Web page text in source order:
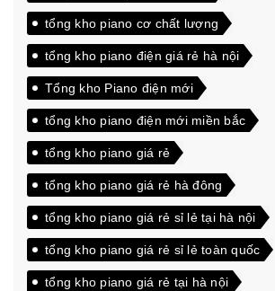
tổng kho piano cơ chất lượng
tổng kho piano điện giá rẻ hà nội
Tổng kho Piano điện mới
tổng kho piano điện mới miền bắc
tổng kho piano giá rẻ
tổng kho piano giá rẻ hà đông
tổng kho piano giá rẻ sỉ lẻ tại hà nội
tổng kho piano giá rẻ sỉ lẻ toàn quốc
tổng kho piano giá rẻ tại hà nội